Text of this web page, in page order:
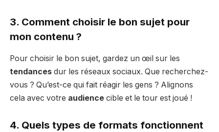
3. Comment choisir le bon sujet pour
mon contenu ?
Pour choisir le bon sujet, gardez un œil sur les
tendances dur les réseaux sociaux. Que recherchez-
vous ? Qu’est-ce qui fait réagir les gens ? Alignons
cela avec votre audience cible et le tour est joué !
4. Quels types de formats fonctionnent